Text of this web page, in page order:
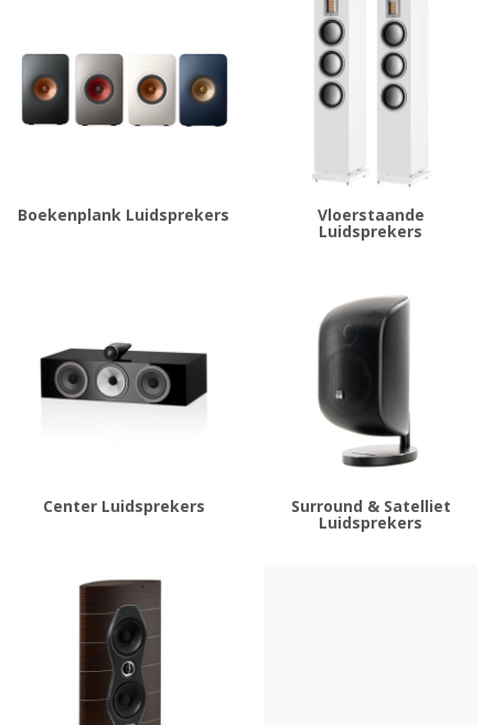
Boekenplank Luidsprekers Vloerstaande
Luidsprekers
Center Luidsprekers Surround & Satelliet
Luidsprekers